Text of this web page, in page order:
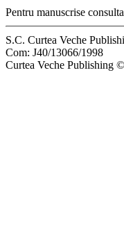
Pentru manuscrise
S.C. Curtea Veche
Com: J40/13066/1998
Curtea Veche Publishing